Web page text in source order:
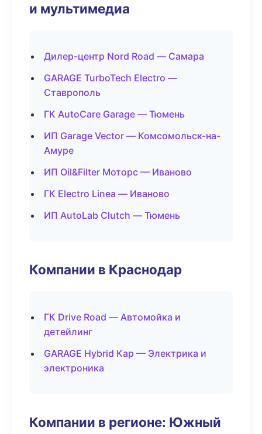
и мультимедиа
Дилер-центр Nord Road — Самара
GARAGE TurboTech Electro —
Ставрополь
ГК AutoCare Garage — Тюмень
ИП Garage Vector — Комсомольск-на-
Амуре
ИП Oil&Filter Моторс — Иваново
ГК Electro Linea — Иваново
ИП AutoLab Clutch — Тюмень
Компании в Краснодар
ГК Drive Road — Автомойка и
детейлинг
GARAGE Hybrid Кар — Электрика и
электроника
Компании в регионе: Южный